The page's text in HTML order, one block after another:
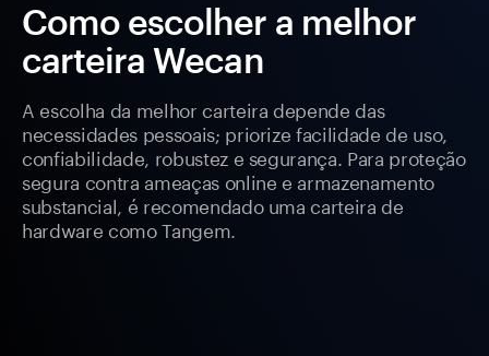
Como escolher a melhor
carteira Wecan
A escolha da melhor carteira depende das
necessidades pessoais; priorize facilidade de uso,
confiabilidade, robustez e segurança. Para proteção
segura contra ameaças online e armazenamento
substancial, é recomendado uma carteira de
hardware como Tangem.